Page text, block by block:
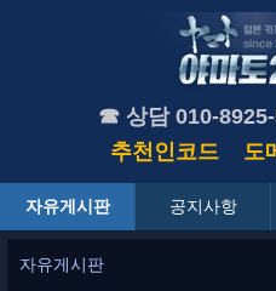
☎ 상담 010-
추천인코드 도
자유게시판 공지사항
자유게시판